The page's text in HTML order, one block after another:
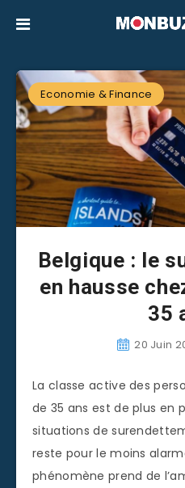
Economie & Finance
Belgique : le
en hausse
35
20 Juin
La classe active des
de 35 ans est de plus en
situations de
reste pour le moins
phénomène prend de